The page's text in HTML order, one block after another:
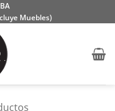
Muebles)